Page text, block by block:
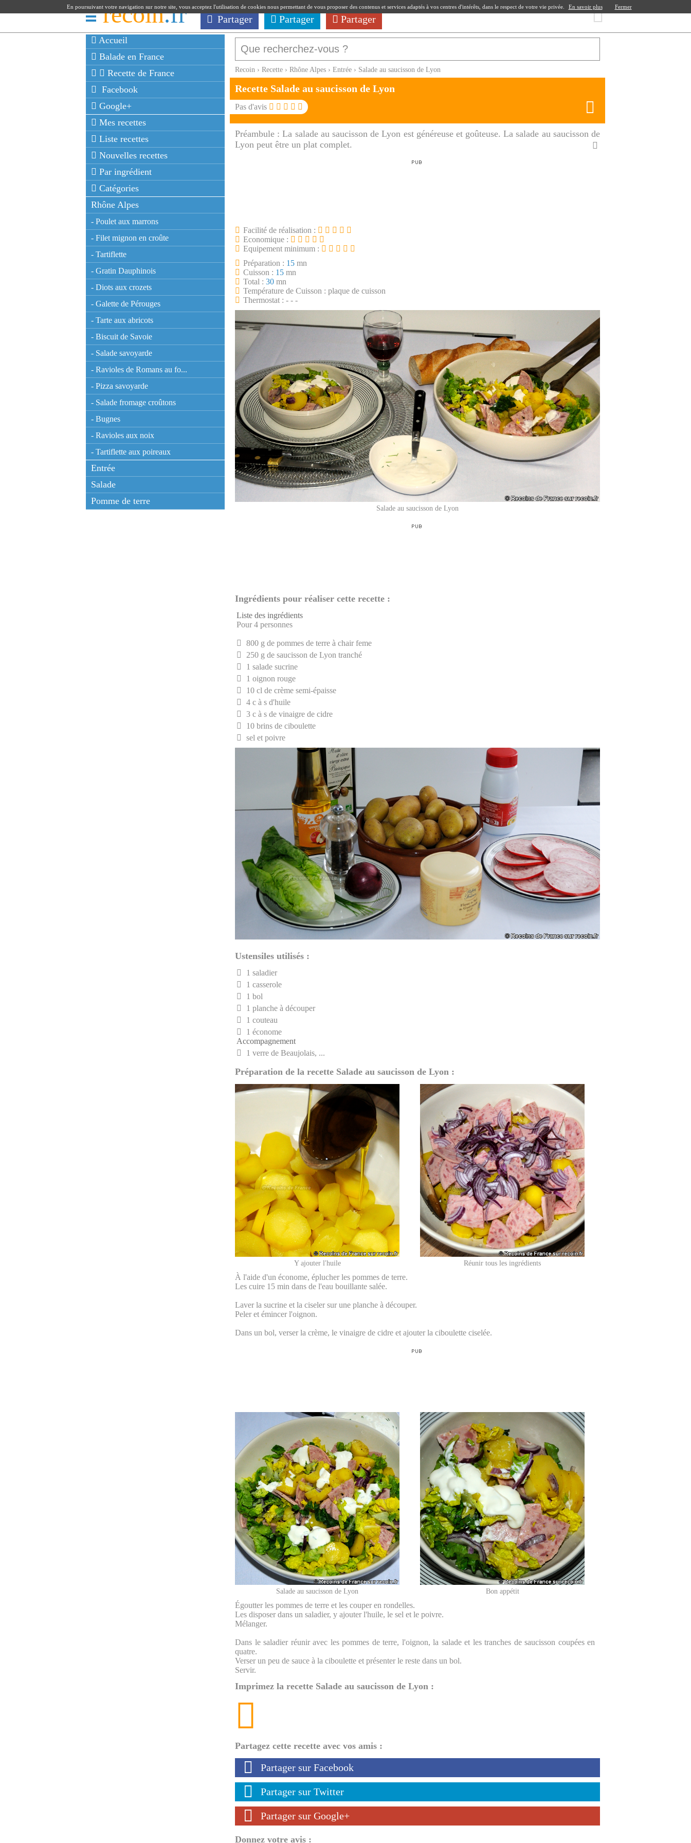
recoin.fr Partager Partager Partager
Accueil
Balade en France
Recette de France
Facebook
Google+
Mes recettes
Liste recettes
Nouvelles recettes
Par ingrédient
Catégories
Rhône Alpes
- Poulet aux marrons
- Filet mignon en croûte
- Tartiflette
- Gratin Dauphinois
- Diots aux crozets
- Galette de Pérouges
- Tarte aux abricots
- Biscuit de Savoie
- Salade savoyarde
- Ravioles de Romans au fo...
- Pizza savoyarde
- Salade fromage croûtons
- Bugnes
- Ravioles aux noix
- Tartiflette aux poireaux
Entrée
Salade
Pomme de terre
Recoin › Recette › Rhône Alpes › Entrée › Salade au saucisson de Lyon
Recette Salade au saucisson de Lyon
Pas d'avis
Préambule :La salade au saucisson de Lyon est généreuse et goûteuse. La salade au saucisson de
Lyon peut être un plat complet.
Facilité de réalisation :
Economique :
Equipement minimum :
Préparation : 15 mn
Cuisson : 15 mn
Total : 30 mn
Température de Cuisson : plaque de cuisson
Thermostat : - - -
Salade au saucisson de Lyon
Ingrédients pour réaliser cette recette :
Liste des ingrédients
Pour 4 personnes
800 g de pommes de terre à chair feme
250 g de saucisson de Lyon tranché
1 salade sucrine
1 oignon rouge
10 cl de crème semi-épaisse
4 c à s d'huile
3 c à s de vinaigre de cidre
10 brins de ciboulette
sel et poivre
Ustensiles utilisés :
1 saladier
1 casserole
1 bol
1 planche à découper
1 couteau
1 économe
Accompagnement
1 verre de Beaujolais, ...
Préparation de la recette Salade au saucisson de Lyon :
Y ajouter l'huile Réunir tous les ingrédients
À l'aide d'un économe, éplucher les pommes de terre.
Les cuire 15 min dans de l'eau bouillante salée.
Laver la sucrine et la ciseler sur une planche à découper.
Peler et émincer l'oignon.
Dans un bol, verser la crème, le vinaigre de cidre et ajouter la ciboulette ciselée.
Salade au saucisson de Lyon Bon appétit
Égoutter les pommes de terre et les couper en rondelles.
Les disposer dans un saladier, y ajouter l'huile, le sel et le poivre.
Mélanger.
Dans le saladier réunir avec les pommes de terre, l'oignon, la salade et les tranches de saucisson coupées en
quatre.
Verser un peu de sauce à la ciboulette et présenter le reste dans un bol.
Servir.
Imprimez la recette Salade au saucisson de Lyon :
Partagez cette recette avec vos amis :
Partager sur Facebook
Partager sur Twitter
Partager sur Google+
Donnez votre avis :
En poursuivant votre navigation sur notre site, vous acceptez l'utilisation de cookies nous permettant de vous proposer des contenus et services adaptés à vos centres d'intérêts, dans le respect de votre vie privée. En savoir plus Fermer